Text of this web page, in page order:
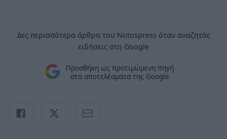
Δες περισσότερα άρθρα του Notospress όταν αναζητάς
ειδήσεις στη Google
Προσθήκη ως προτιμώμενη πηγή
στα αποτελέσματα της Google